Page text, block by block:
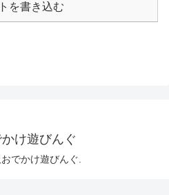
を書き込む
け遊びんぐ
でかけ遊びんぐ.